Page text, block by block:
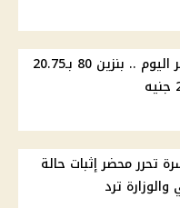
أسعار الوقود في مصر اليوم .. بنزين 80 بـ20.75
الأسرة تحرر محضر إثبات حالة
ترد